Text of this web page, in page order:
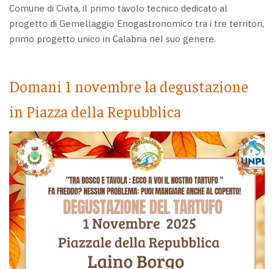
Comune di Civita, il primo tavolo tecnico dedicato al
progetto di Gemellaggio Enogastronomico tra i tre territori,
primo progetto unico in Calabria nel suo genere.
Domani 1 novembre la degustazione
in Piazza della Repubblica